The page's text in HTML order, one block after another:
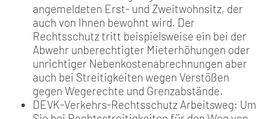
angemeldeten Erst- und Zweitwohnsitz, der
auch von Ihnen bewohnt wird. Der
Rechtsschutz tritt beispielsweise ein bei der
Abwehr unberechtigter Mieterhöhungen oder
unrichtiger Nebenkostenabrechnungen aber
auch bei Streitigkeiten wegen Verstößen
gegen Wegerechte und Grenzabstände.
DEVK-Verkehrs-Rechtsschutz Arbeitsweg: Um